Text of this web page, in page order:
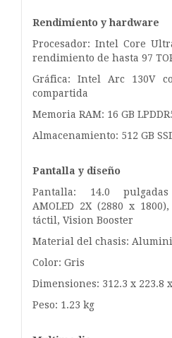
Rendimiento y hardware
Procesador: Intel Core
rendimiento de hasta 97
Gráfica: Intel Arc 130V
compartida
Memoria RAM: 16 GB
Almacenamiento: 512 GB
Pantalla y diseño
Pantalla: 14.0
AMOLED 2X (2880 x
táctil, Vision Booster
Material del chasis:
Color: Gris
Dimensiones: 312.3 x 223.8
Peso: 1.23 kg